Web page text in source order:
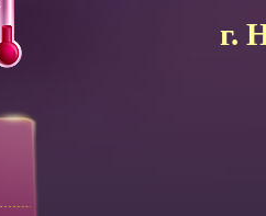
г.